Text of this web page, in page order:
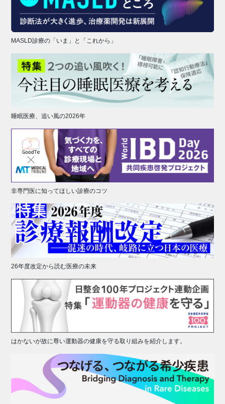
MASLD診療の「いま」と「これから」
睡眠医療、追い風の2026年
非専門医に知ってほしい診療のコツ
26年度改定から読む医療の未来
はかないが故に尊い運動器の健康を守る取り組みを紹介します。